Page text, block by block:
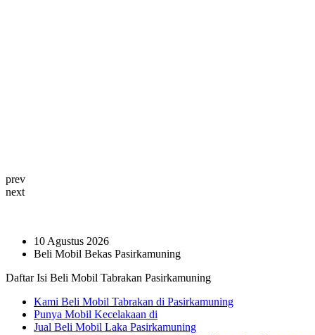
prev
next
10 Agustus 2026
Beli Mobil Bekas Pasirkamuning
Daftar Isi Beli Mobil Tabrakan Pasirkamuning
Kami Beli Mobil Tabrakan di Pasirkamuning
Punya Mobil Kecelakaan di
Jual Beli Mobil Laka Pasirkamuning